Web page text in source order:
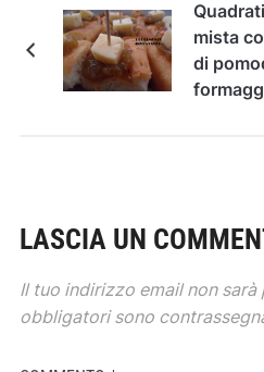
mista
di
LASCIA UN
Il tuo indirizzo email non
obbligatori sono